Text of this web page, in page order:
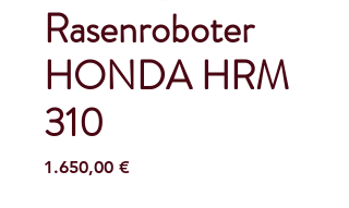
Rasenroboter
HONDA HRM
310
1.650,00 €Preis